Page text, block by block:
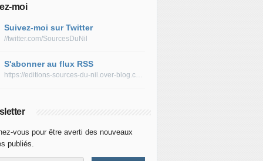
moi
Suivez-moi sur Twitter
//twitter.com/SourcesDuNil
S'abonner au flux RSS
https://editions-sources-du-nil.over-blog.com/rss
vous pour être averti des nouveaux
publiés.